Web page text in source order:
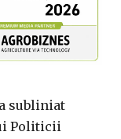
subliniat
Politicii